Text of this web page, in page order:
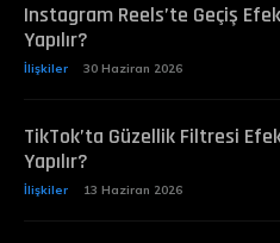
Instagram Reels’te Geçiş
Yapılır?
İlişkiler 30 Haziran 2026
TikTok’ta Güzellik Filtresi
Yapılır?
İlişkiler 13 Haziran 2026